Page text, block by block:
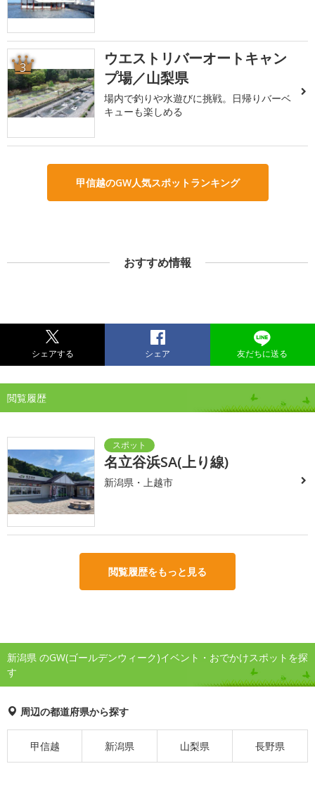
3
ウエストリバーオートキャン
プ場／山梨県
場内で釣りや水遊びに挑戦。日帰りバーベ
キューも楽しめる
甲信越のGW人気スポットランキング
おすすめ情報
シェアする シェア 友だちに送る
閲覧履歴
名立谷浜SA(上り線)
新潟県・上越市
閲覧履歴をもっと見る
新潟県 のGW(ゴールデンウィーク)イベント・おでかけスポットを探
す
周辺の都道府県から探す
甲信越 新潟県 山梨県 長野県